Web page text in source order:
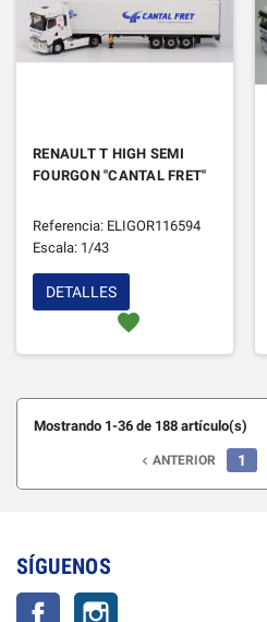
RENAULT T HIGH SEMI
FOURGON "CANTAL FRET"
Referencia: ELIGOR116594
Escala: 1/43
favorite
DETALLES
Mostrando 1-36 de 188 artículo(s)
 ANTERIOR 1
SÍGUENOS
Facebook